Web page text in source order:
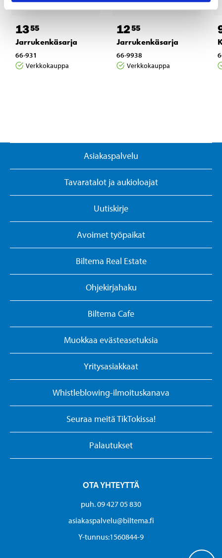
1355
Jarrukenkäsarja
66-931
Verkkokauppa
1255
Jarrukenkäsarja
66-9938
Verkkokauppa
Asiakaspalvelu
Tavaratalot ja aukioloajat
Uutiskirje
Avoimet työpaikat
Biltema Real Estate
Ohjekirjahaku
Biltema Cafe
Muokkaa evästeasetuksia
Yritysasiakkaat
Whistleblowing-ilmoituskanava
Seuraa meitä TikTokissa!
Palautukset
OTA YHTEYTTÄ
puh. 09 427 05 830
asiakaspalvelu@biltema.fi
Y-tunnus:1560844-9